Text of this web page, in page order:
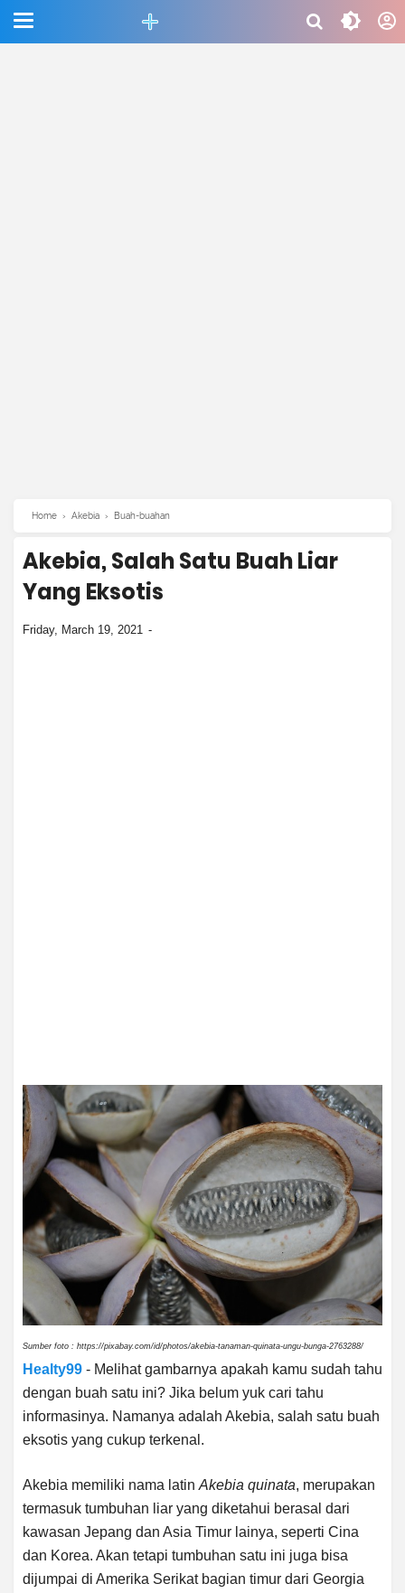
Home › Akebia › Buah-buahan
Akebia, Salah Satu Buah Liar
Yang Eksotis
Friday, March 19, 2021
Sumber foto : https://pixabay.com/id/photos/akebia-tanaman-quinata-ungu-bunga-2763288/
Healty99 - Melihat gambarnya apakah kamu sudah tahu
dengan buah satu ini? Jika belum yuk cari tahu
informasinya. Namanya adalah Akebia, salah satu buah
eksotis yang cukup terkenal.
Akebia memiliki nama latin Akebia quinata, merupakan
termasuk tumbuhan liar yang diketahui berasal dari
kawasan Jepang dan Asia Timur lainya, seperti Cina
dan Korea. Akan tetapi tumbuhan satu ini juga bisa
dijumpai di Amerika Serikat bagian timur dari Georgia